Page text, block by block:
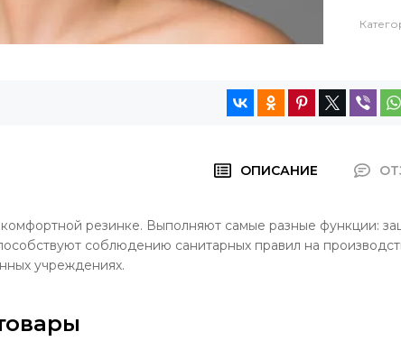
ОПИСАНИЕ
резинке. Выполняют самые разные функции:
соблюдению санитарных правил на
учреждениях.